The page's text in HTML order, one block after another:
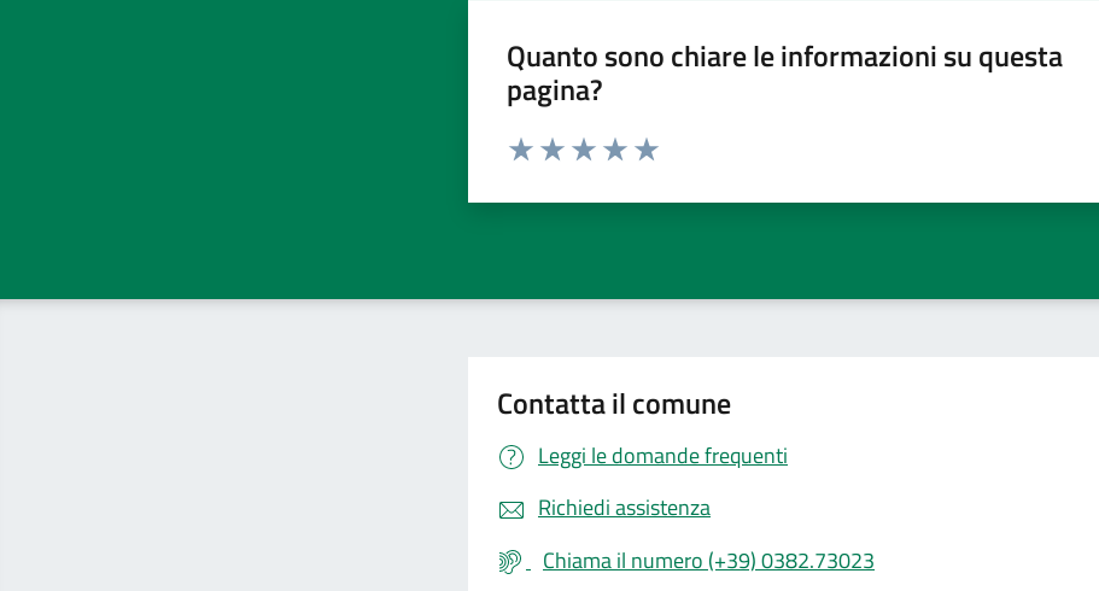
Quanto sono chiare le informazioni su questa
pagina?
Valuta da 1 a 5 stelle la pagina
Contatta il comune
Leggi le domande frequenti
Richiedi assistenza
Chiama il numero (+39) 0382.73023